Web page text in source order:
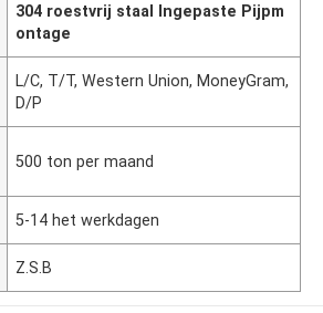
304 roestvrij staal Ingepaste Pijpm
ontage
L/C, T/T, Western Union, MoneyGram,
D/P
500 ton per maand
5-14 het werkdagen
Z.S.B